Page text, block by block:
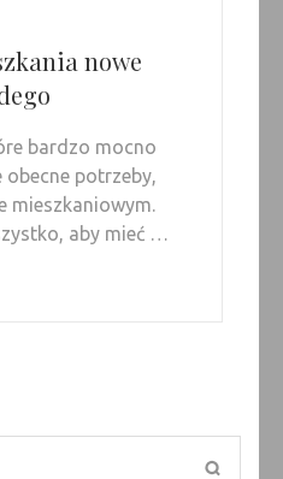
nowe
bardzo mocno
potrzeby,
mieszkaniowym.
aby mieć …